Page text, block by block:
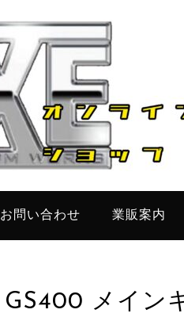
お問い合わせ 業販案内
GS400 メイン